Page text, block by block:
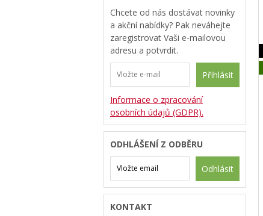
Chcete od nás dostávat novinky
a akční nabídky? Pak neváhejte
zaregistrovat Vaši e-mailovou
adresu a potvrdit.
Přihlásit
Informace o zpracování
osobních údajů (GDPR).
ODHLÁŠENÍ Z ODBĚRU
Odhlásit
KONTAKT